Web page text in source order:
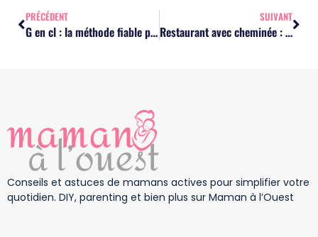
PRÉCÉDENT
G en cl : la méthode fiable pour convertir eau, lait et huile
SUIVANT
Restaurant avec cheminée : les 9 adresses intimistes pour un dîner romantique
Conseils et astuces de mamans actives pour simplifier votre
quotidien. DIY, parenting et bien plus sur Maman à l’Ouest